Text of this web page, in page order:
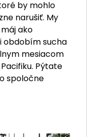
by mohlo
narušiť. My
ako
obdobím sucha
mesiacom
Pýtate
spoločne